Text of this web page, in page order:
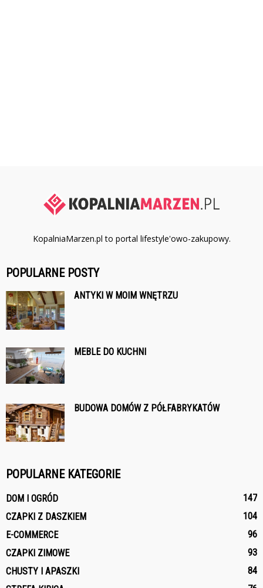
KopalniaMarzen.pl to portal lifestyle'owo-zakupowy.
POPULARNE POSTY
ANTYKI W MOIM WNĘTRZU
MEBLE DO KUCHNI
BUDOWA DOMÓW Z PÓŁFABRYKATÓW
POPULARNE KATEGORIE
DOM I OGRÓD
147
CZAPKI Z DASZKIEM
104
E-COMMERCE
96
CZAPKI ZIMOWE
93
CHUSTY I APASZKI
84